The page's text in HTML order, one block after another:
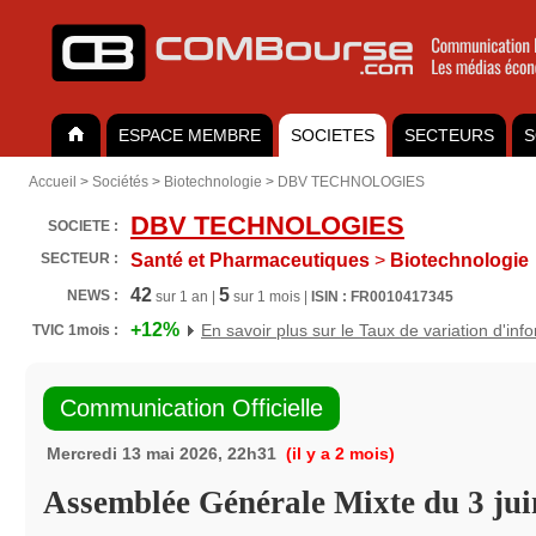
ESPACE MEMBRE SOCIETES SECTEURS
Accueil > Sociétés > Biotechnologie > DBV TECHNOLOGIES
SOCIETE : DBV TECHNOLOGIES
SECTEUR : Santé et Pharmaceutiques > Biotechnologie
NEWS : 42 sur 1 an | 5 sur 1 mois |
ISIN : FR0010417345
TVIC 1mois :
+12% En savoir plus sur le Taux de variation
Communication Officielle
Mercredi 13 mai 2026, 22h31 (il y a 2 mois)
Assemblée Générale Mixte du 3